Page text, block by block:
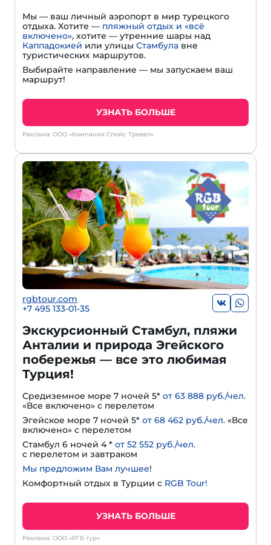
Мы — ваш личный аэропорт в мир турецкого
отдыха. Хотите — пляжный отдых и «всё
включено», хотите — утренние шары над
Каппадокией или улицы Стамбула вне
туристических маршрутов.
Выбирайте направление — мы запускаем ваш
маршрут!
УЗНАТЬ БОЛЬШЕ
Реклама: ООО «Компания Спейс Тревел»
rgbtour.com
+7 495 133-01-35
Экскурсионный Стамбул, пляжи
Анталии и природа Эгейского
побережья — все это любимая
Турция!
Средиземное море 7 ночей 5* от 63 888 руб./чел.
«Все включено» с перелетом
Эгейское море 7 ночей 5* от 68 462 руб./чел. «Все
включено» с перелетом
Стамбул 6 ночей 4 * от 52 552 руб./чел.
с перелетом и завтраком
Мы предложим Вам лучшее!
Комфортный отдых в Турции с RGB Tour!
УЗНАТЬ БОЛЬШЕ
Реклама: ООО «РГБ тур»